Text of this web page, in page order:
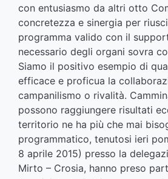
con entusiasmo da altri otto
concretezza e sinergia per
programma valido con il
necessario degli organi sovra
Siamo il positivo esempio di
efficace e proficua la
campanilismo o rivalità.
possono raggiungere risultati
territorio ne ha più che mai
programmatico, tenutosi ieri
8 aprile 2015) presso la
Mirto – Crosia, hanno preso